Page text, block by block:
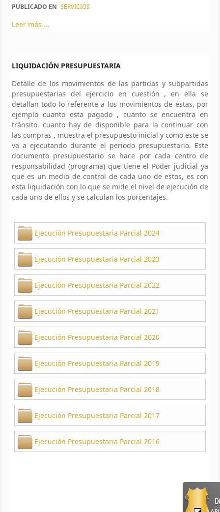
PUBLICADO EN SERVICIOS
Leer más ...
LIQUIDACIÓN PRESUPUESTARIA
Detalle de los movimientos de las partidas y subpartidas
presupuestarias del ejercicio en cuestión , en ella se
detallan todo lo referente a los movimientos de estas, por
ejemplo cuanto esta pagado , cuanto se encuentra en
tránsito, cuanto hay de disponible para la continuar con
las compras , muestra el presupuesto inicial y como este se
va a ejecutando durante el periodo presupuestario. Este
documento presupuestario se hace por cada centro de
responsabilidad (programa) que tiene el Poder judicial ya
que es un medio de control de cada uno de estos, es con
esta liquidación con lo que se mide el nivel de ejecución de
cada uno de ellos y se calculan los porcentajes.
Ejecución Presupuestaria Parcial 2024
Ejecución Presupuestaria Parcial 2023
Ejecución Presupuestaria Parcial 2022
Ejecución Presupuestaria Parcial 2021
Ejecución Presupuestaria Parcial 2020
Ejecución Presupuestaria Parcial 2019
Ejecución Presupuestaria Parcial 2018
Ejecución Presupuestaria Parcial 2017
Ejecución Presupuestaria Parcial 2016